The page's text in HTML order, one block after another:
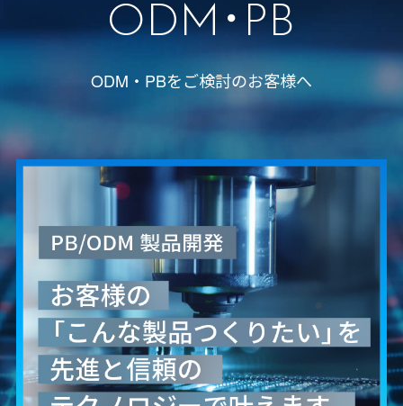
ODM･PB
ODM・PBをご検討のお客様へ